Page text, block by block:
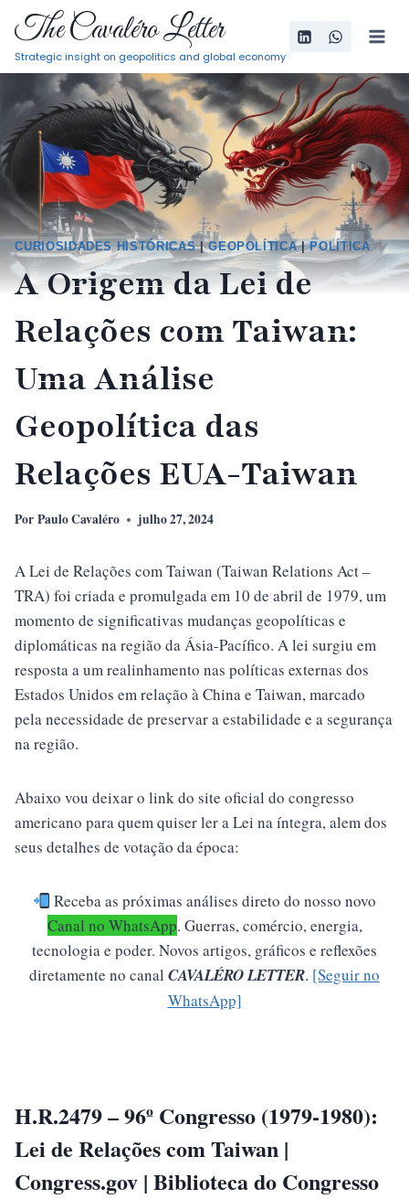
Pular
para
Conteúdo
The Cavaléro Letter
Strategic insight on geopolitics and global economy
CURIOSIDADES HISTÓRICAS|GEOPOLÍTICA|POLÍTICA
A Origem da Lei de
Relações com Taiwan:
Uma Análise
Geopolítica das
Relações EUA-Taiwan
Por Paulo Cavaléro julho 27, 2024
A Lei de Relações com Taiwan (Taiwan Relations Act –
TRA) foi criada e promulgada em 10 de abril de 1979, um
momento de significativas mudanças geopolíticas e
diplomáticas na região da Ásia-Pacífico. A lei surgiu em
resposta a um realinhamento nas políticas externas dos
Estados Unidos em relação à China e Taiwan, marcado
pela necessidade de preservar a estabilidade e a segurança
na região.
Abaixo vou deixar o link do site oficial do congresso
americano para quem quiser ler a Lei na íntegra, alem dos
seus detalhes de votação da época:
Receba as próximas análises direto do nosso novo
Canal no WhatsApp. Guerras, comércio, energia,
tecnologia e poder. Novos artigos, gráficos e reflexões
diretamente no canal CAVALÉRO LETTER. [Seguir no
WhatsApp]
H.R.2479 – 96º Congresso (1979-1980):
Lei de Relações com Taiwan |
Congress.gov | Biblioteca do Congresso